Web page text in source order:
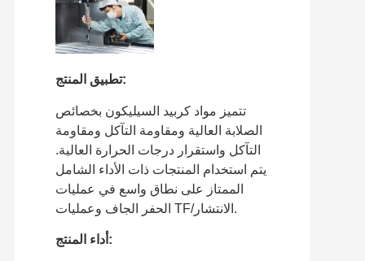
تطبيق المنتج:
تتميز مواد كربيد السيليكون بخصائص
الصلابة العالية ومقاومة التآكل ومقاومة
التآكل واستقرار درجات الحرارة العالية.
يتم استخدام المنتجات ذات الأداء الشامل
الممتاز على نطاق واسع في عمليات
الحفر الجاف وعمليات TF/الانتشار.
أداء المنتج: